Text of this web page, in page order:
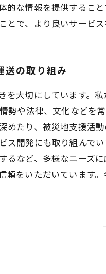
的な情報を提供するこ
で、より良いサービス
送の取り組み
を大切にしています。
勢や法律、文化などを
めたり、被災地支援活
ス開発にも取り組んで
るなど、多様なニーズ
をいただいています